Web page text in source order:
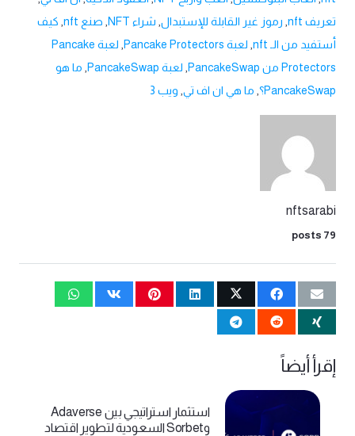
تعريف nft
رموز غير القابلة للإستبدال شراء NFT صنع nft
كيف
أستفيد من الـ nft
لعبة Pancake Protectors
لعبة Pancake
Protectors من PancakeSwap
لعبة PancakeSwap
ما هو
PancakeSwap؟
ما هي ان اف تي ويب 3
nftsarabi
79 posts
إقرأ أيضاً
استثمار استراتيجي بين Adaverse
وSorbet السعودية لتطوير اقتصاد